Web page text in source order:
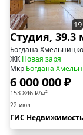
19
Студия, 39.3
Богдана
ЖКНовая заря
Мкр Богдана
6 000 000 ₽
153 846 ₽/м²
22 июл
ГИС Недвижимость